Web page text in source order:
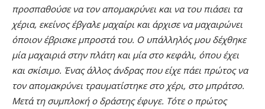
προσπαθούσε να τον απομακρύνει και να του πιάσει τα
χέρια, εκείνος έβγαλε μαχαίρι και άρχισε να μαχαιρώνει
όποιον έβρισκε μπροστά του. Ο υπάλληλός μου δέχθηκε
μία μαχαιριά στην πλάτη και μία στο κεφάλι, όπου έχει
και σκίσιμο. Ένας άλλος άνδρας που είχε πάει πρώτος να
τον απομακρύνει τραυματίστηκε στο χέρι, στο μπράτσο.
Μετά τη συμπλοκή ο δράστης έφυγε. Τότε ο πρώτος